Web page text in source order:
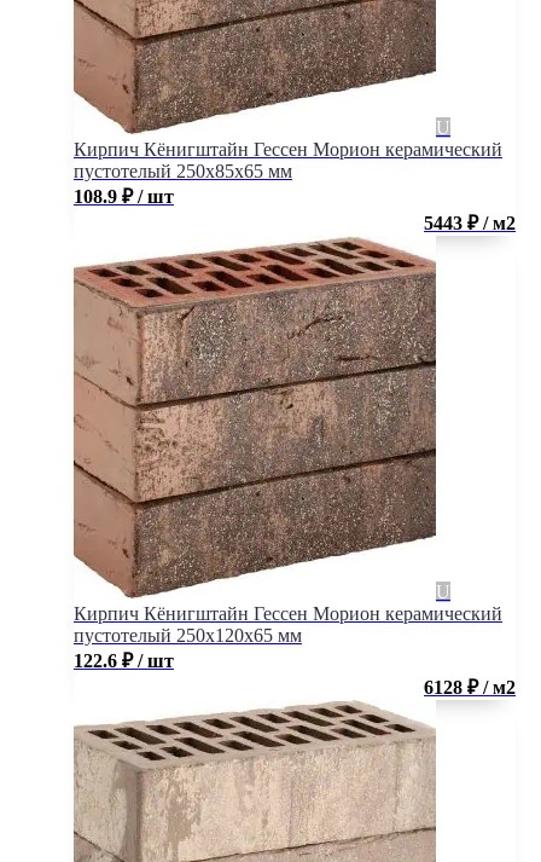
Кирпич Кёнигштайн Гессен Морион керамический
пустотелый 250x85x65 мм
108.9 ₽ / шт
5443 ₽ / м2
Кирпич Кёнигштайн Гессен Морион керамический
пустотелый 250x120x65 мм
122.6 ₽ / шт
6128 ₽ / м2